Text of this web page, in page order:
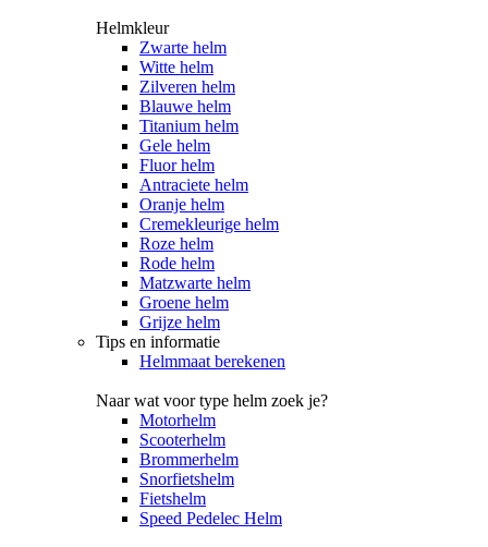
Helmkleur
Zwarte helm
Witte helm
Zilveren helm
Blauwe helm
Titanium helm
Gele helm
Fluor helm
Antraciete helm
Oranje helm
Cremekleurige helm
Roze helm
Rode helm
Matzwarte helm
Groene helm
Grijze helm
Tips en informatie
Helmmaat berekenen
Naar wat voor type helm zoek je?
Motorhelm
Scooterhelm
Brommerhelm
Snorfietshelm
Fietshelm
Speed Pedelec Helm